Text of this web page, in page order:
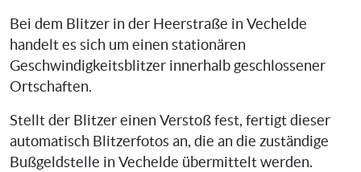
Bei dem Blitzer in der Heerstraße in Vechelde
handelt es sich um einen stationären
Geschwindigkeitsblitzer innerhalb geschlossener
Ortschaften.
Stellt der Blitzer einen Verstoß fest, fertigt dieser
automatisch Blitzerfotos an, die an die zuständige
Bußgeldstelle in Vechelde übermittelt werden.